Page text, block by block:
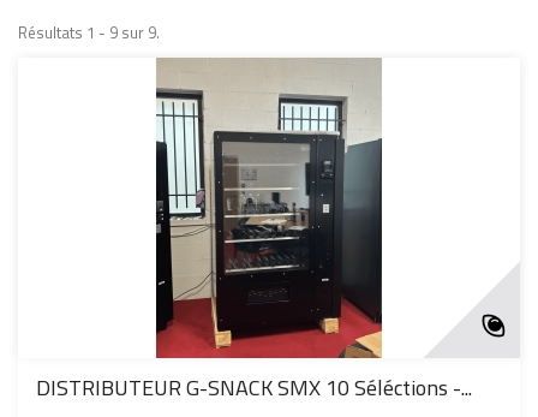
Résultats 1 - 9 sur 9.
DISTRIBUTEUR G-SNACK SMX 10 Séléctions -...